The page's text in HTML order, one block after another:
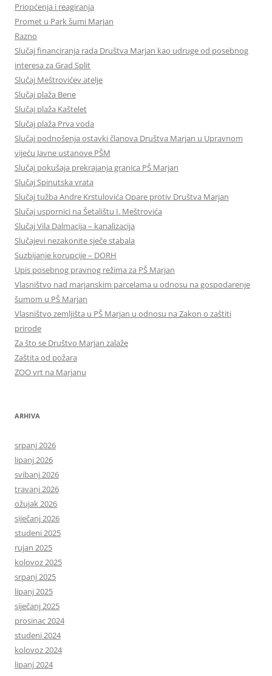
Priopćenja i reagiranja
Promet u Park šumi Marjan
Razno
Slučaj financiranja rada Društva Marjan kao udruge od posebnog
interesa za Grad Split
Slučaj Meštrovićev atelje
Slučaj plaža Bene
Slučaj plaža Kaštelet
Slučaj plaža Prva voda
Slučaj podnošenja ostavki članova Društva Marjan u Upravnom
vijeću Javne ustanove PŠM
Slučaj pokušaja prekrajanja granica PŠ Marjan
Slučaj Spinutska vrata
Slučaj tužba Andre Krstulovića Opare protiv Društva Marjan
Slučaj uspornici na Šetalištu I. Meštrovića
Slučaj Vila Dalmacija – kanalizacija
Slučajevi nezakonite sječe stabala
Suzbijanje korupcije – DORH
Upis posebnog pravnog režima za PŠ Marjan
Vlasništvo nad marjanskim parcelama u odnosu na gospodarenje
šumom u PŠ Marjan
Vlasništvo zemljišta u PŠ Marjan u odnosu na Zakon o zaštiti
prirode
Za što se Društvo Marjan zalaže
Zaštita od požara
ZOO vrt na Marjanu
ARHIVA
srpanj 2026
lipanj 2026
svibanj 2026
travanj 2026
ožujak 2026
siječanj 2026
studeni 2025
rujan 2025
kolovoz 2025
srpanj 2025
lipanj 2025
siječanj 2025
prosinac 2024
studeni 2024
kolovoz 2024
lipanj 2024